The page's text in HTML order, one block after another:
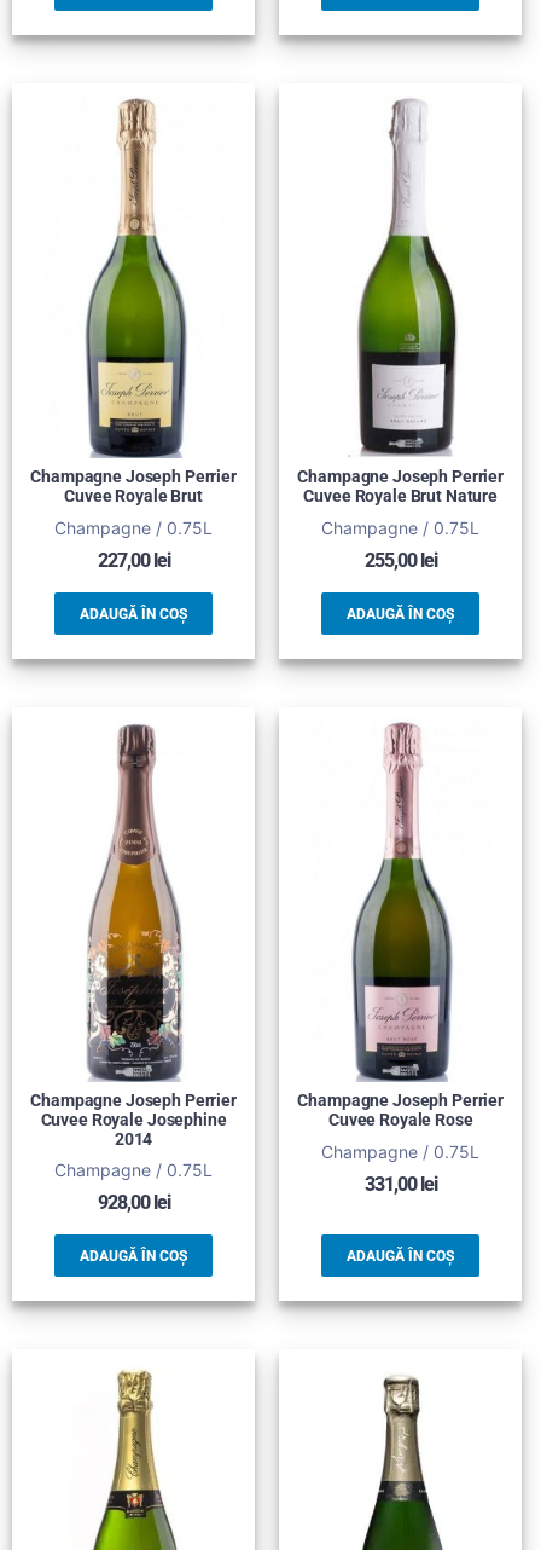
Champagne Joseph Perrier
Cuvee Royale Brut
Champagne / 0.75L
227,00lei
ADAUGĂ ÎN COȘ
Champagne Joseph Perrier
Cuvee Royale Brut Nature
Champagne / 0.75L
255,00lei
ADAUGĂ ÎN COȘ
Champagne Joseph Perrier
Cuvee Royale Josephine
2014
Champagne / 0.75L
928,00lei
ADAUGĂ ÎN COȘ
Champagne Joseph Perrier
Cuvee Royale Rose
Champagne / 0.75L
331,00lei
ADAUGĂ ÎN COȘ